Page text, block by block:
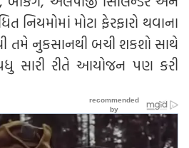
નિયમોમાં મોટા ફેરફારો થવાના
તમે નુકસાનથી બચી શકશો સાથે
સારી રીતે આયોજન પણ કરી